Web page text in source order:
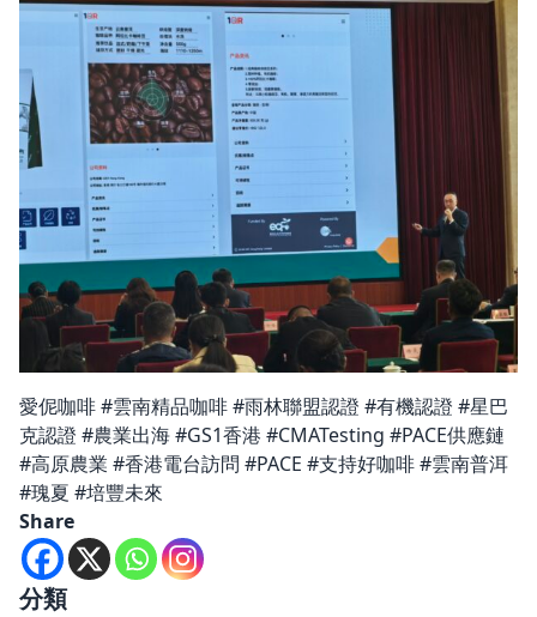
愛伲咖啡 #雲南精品咖啡 #雨林聯盟認證 #有機認證 #星巴
克認證 #農業出海 #GS1香港 #CMATesting #PACE供應鏈
#高原農業 #香港電台訪問 #PACE #支持好咖啡 #雲南普洱
#瑰夏 #培豐未來
Share
分類